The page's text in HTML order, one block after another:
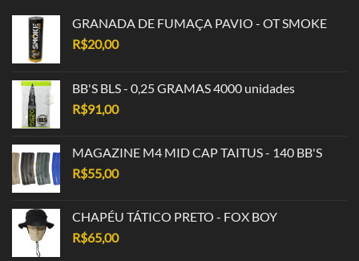
GRANADA DE FUMAÇA PAVIO - OT SMOKE
R$20,00
BB'S BLS - 0,25 GRAMAS 4000 unidades
R$91,00
MAGAZINE M4 MID CAP TAITUS - 140 BB'S
R$55,00
CHAPÉU TÁTICO PRETO - FOX BOY
R$65,00